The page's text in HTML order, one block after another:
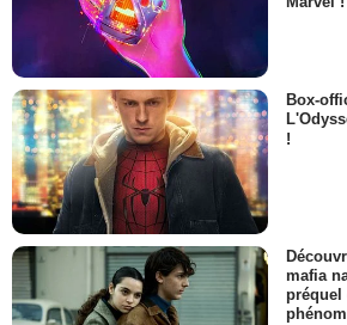
Box-
!
mafia
préquel